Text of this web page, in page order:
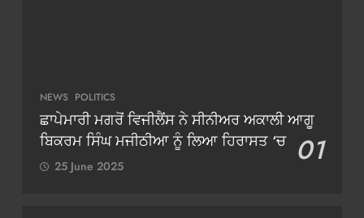
NEWS POLITICS
ਛਾਪੇਮਾਰੀ ਮਗਰੋਂ ਵਿਜੀਲੈਂਸ ਨੇ ਸੀਨੀਅਰ ਅਕਾਲੀ ਆਗੂ
ਬਿਕਰਮ ਸਿੰਘ ਮਜੀਠੀਆ ਨੂੰ ਲਿਆ ਹਿਰਾਸਤ ‘ਚ 01
25 June 2025